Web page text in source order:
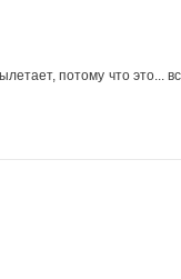
потому что это...